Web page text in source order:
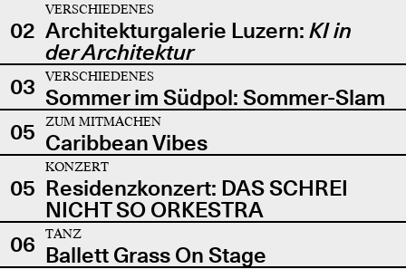
02
VERSCHIEDENES
Architekturgalerie Luzern: KI in
der Architektur
03
VERSCHIEDENES
Sommer im Südpol: Sommer-Slam
05
ZUM MITMACHEN
Caribbean Vibes
05
KONZERT
Residenzkonzert: DAS SCHREI
NICHT SO ORKESTRA
06
TANZ
Ballett Grass On Stage